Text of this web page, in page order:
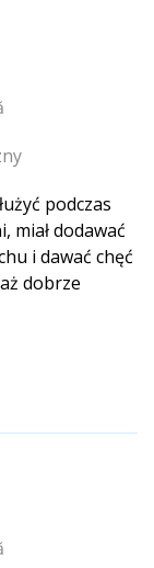
podczas
miał dodawać
i dawać chęć
dobrze